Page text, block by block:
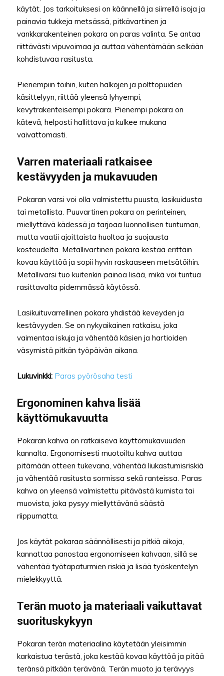
käytät. Jos tarkoituksesi on käännellä ja siirrellä isoja ja
painavia tukkeja metsässä, pitkävartinen ja
vankkarakenteinen pokara on paras valinta. Se antaa
riittävästi vipuvoimaa ja auttaa vähentämään selkään
kohdistuvaa rasitusta.
Pienempiin töihin, kuten halkojen ja polttopuiden
käsittelyyn, riittää yleensä lyhyempi,
kevytrakenteisempi pokara. Pienempi pokara on
kätevä, helposti hallittava ja kulkee mukana
vaivattomasti.
Varren materiaali ratkaisee
kestävyyden ja mukavuuden
Pokaran varsi voi olla valmistettu puusta, lasikuidusta
tai metallista. Puuvartinen pokara on perinteinen,
miellyttävä kädessä ja tarjoaa luonnollisen tuntuman,
mutta vaatii ajoittaista huoltoa ja suojausta
kosteudelta. Metallivartinen pokara kestää erittäin
kovaa käyttöä ja sopii hyvin raskaaseen metsätöihin.
Metallivarsi tuo kuitenkin painoa lisää, mikä voi tuntua
rasittavalta pidemmässä käytössä.
Lasikuituvarrellinen pokara yhdistää keveyden ja
kestävyyden. Se on nykyaikainen ratkaisu, joka
vaimentaa iskuja ja vähentää käsien ja hartioiden
väsymistä pitkän työpäivän aikana.
Lukuvinkki: Paras pyörösaha testi
Ergonominen kahva lisää
käyttömukavuutta
Pokaran kahva on ratkaiseva käyttömukavuuden
kannalta. Ergonomisesti muotoiltu kahva auttaa
pitämään otteen tukevana, vähentää liukastumisriskiä
ja vähentää rasitusta sormissa sekä ranteissa. Paras
kahva on yleensä valmistettu pitävästä kumista tai
muovista, joka pysyy miellyttävänä säästä
riippumatta.
Jos käytät pokaraa säännöllisesti ja pitkiä aikoja,
kannattaa panostaa ergonomiseen kahvaan, sillä se
vähentää työtapaturmien riskiä ja lisää työskentelyn
mielekkyyttä.
Terän muoto ja materiaali vaikuttavat
suorituskykyyn
Pokaran terän materiaalina käytetään yleisimmin
karkaistua terästä, joka kestää kovaa käyttöä ja pitää
teränsä pitkään terävänä. Terän muoto ja terävyys